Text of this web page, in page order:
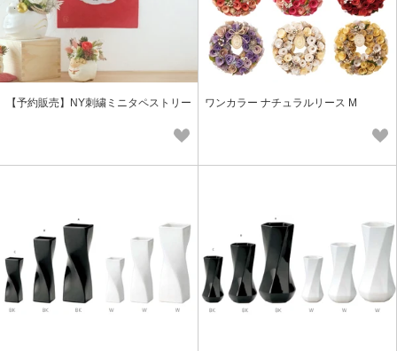
【予約販売】NY刺繍ミニタペストリー ワンカラー ナチュラルリース M